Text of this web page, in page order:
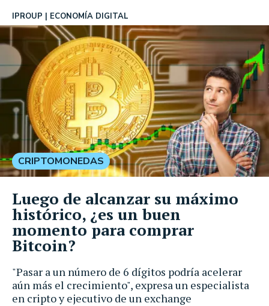
"Pasar a un número de 6 dígitos podría acelerar
aún más el crecimiento", expresa un especialista
en cripto y ejecutivo de un exchange
IPROUP ECONOMÍA DIGITAL
CRIPTOMONEDAS
Luego de alcanzar su máximo
histórico, ¿es un buen
momento para comprar
Bitcoin?